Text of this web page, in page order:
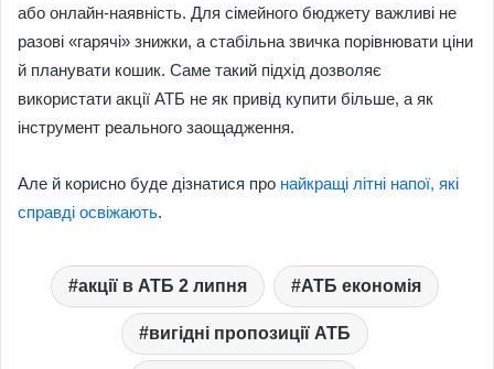
або онлайн-наявність. Для сімейного бюджету важливі не
разові «гарячі» знижки, а стабільна звичка порівнювати ціни
й планувати кошик. Саме такий підхід дозволяє
використати акції АТБ не як привід купити більше, а як
інструмент реального заощадження.
Але й корисно буде дізнатися про найкращі літні напої, які
справді освіжають.
акції в АТБ 2 липня АТБ економія
вигідні пропозиції АТБ